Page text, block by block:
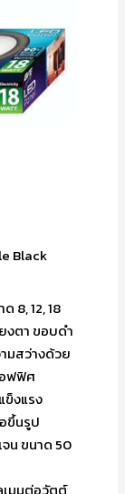
Black
8, 12, 18
งตา ขอบดำ
มสว่างด้วย
อฟฟิศ
ข็งแรง
ขึ้นรูป
น ขนาด 50
เมนต่อวัตต์